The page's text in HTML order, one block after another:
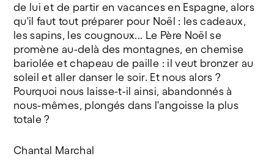
de lui et de partir en vacances en Espagne, alors
qu'il faut tout préparer pour Noël : les cadeaux,
les sapins, les cougnoux... Le Père Noël se
promène au-delà des montagnes, en chemise
bariolée et chapeau de paille : il veut bronzer au
soleil et aller danser le soir. Et nous alors ?
Pourquoi nous laisse-t-il ainsi, abandonnés à
nous-mêmes, plongés dans l'angoisse la plus
totale ?
Chantal Marchal